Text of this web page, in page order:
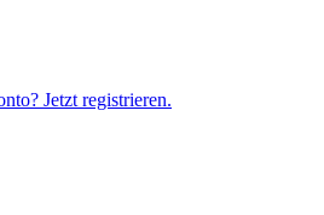
Jetzt registrieren.